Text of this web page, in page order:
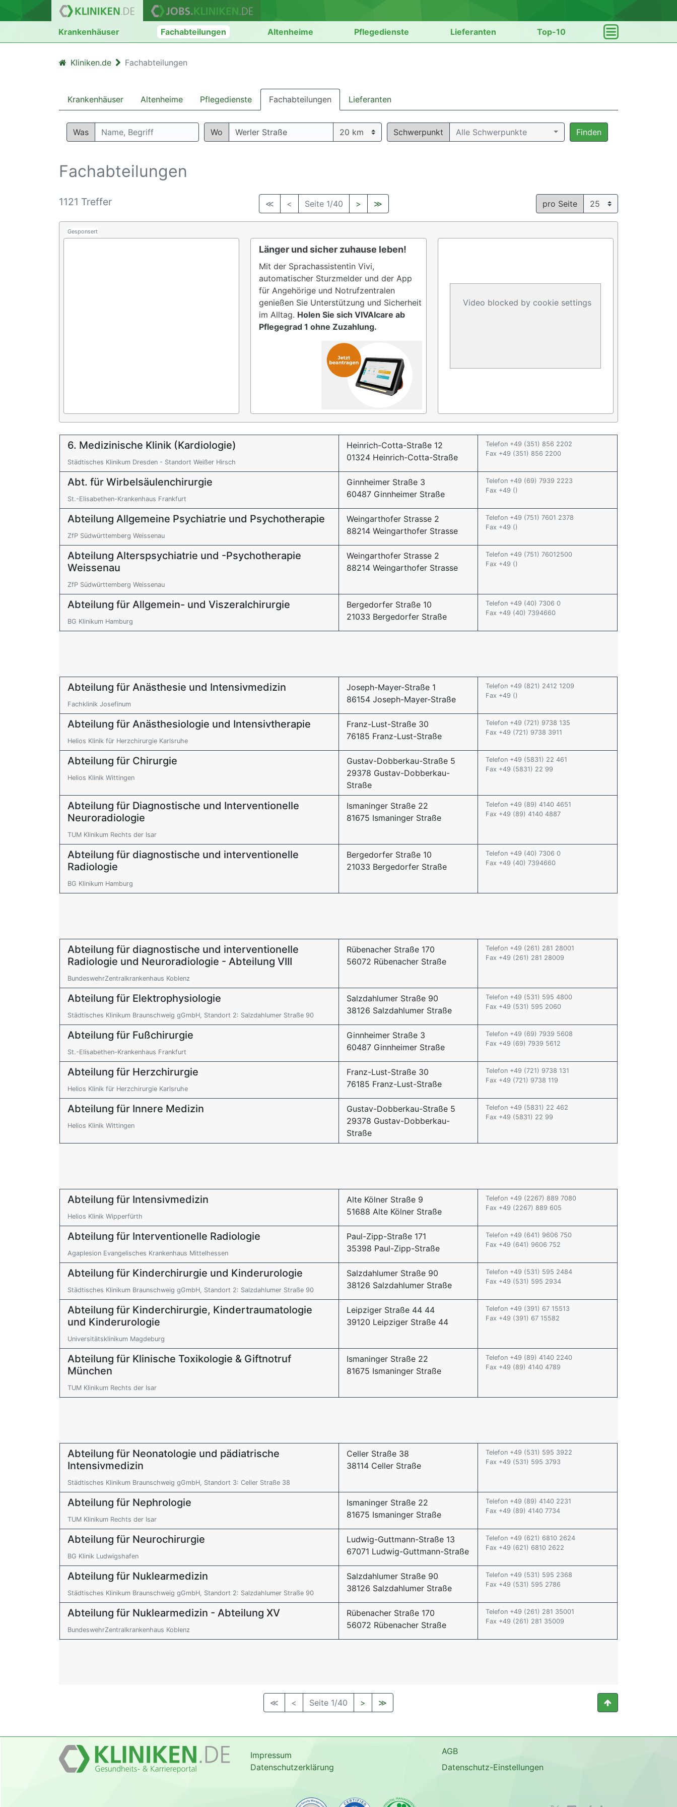
Krankenhäuser Fachabteilungen Altenheime Pflegedienste Lieferanten Top-10
Kliniken.de Fachabteilungen
Krankenhäuser Altenheime Pflegedienste Fachabteilungen Lieferanten
Was Wo Schwerpunkt Alle Schwerpunkte Finden
Fachabteilungen
1121 Treffer ≪ < Seite 1/40 > ≫ pro Seite
Gesponsert
Länger und sicher zuhause leben!
Mit der Sprachassistentin Vivi,
automatischer Sturzmelder und der App
für Angehörige und Notrufzentralen
genießen Sie Unterstützung und Sicherheit
im Alltag. Holen Sie sich VIVAIcare ab
Pflegegrad 1 ohne Zuzahlung.
Video blocked by cookie settings
6. Medizinische Klinik (Kardiologie)
Städtisches Klinikum Dresden - Standort Weißer Hirsch
Heinrich-Cotta-Straße 12
01324 Heinrich-Cotta-Straße
Telefon +49 (351) 856 2202
Fax +49 (351) 856 2200
Abt. für Wirbelsäulenchirurgie
St.-Elisabethen-Krankenhaus Frankfurt
Ginnheimer Straße 3
60487 Ginnheimer Straße
Telefon +49 (69) 7939 2223
Fax +49 ()
Abteilung Allgemeine Psychiatrie und Psychotherapie
ZfP Südwürttemberg Weissenau
Weingarthofer Strasse 2
88214 Weingarthofer Strasse
Telefon +49 (751) 7601 2378
Fax +49 ()
Abteilung Alterspsychiatrie und -Psychotherapie
Weissenau
ZfP Südwürttemberg Weissenau
Weingarthofer Strasse 2
88214 Weingarthofer Strasse
Telefon +49 (751) 76012500
Fax +49 ()
Abteilung für Allgemein- und Viszeralchirurgie
BG Klinikum Hamburg
Bergedorfer Straße 10
21033 Bergedorfer Straße
Telefon +49 (40) 7306 0
Fax +49 (40) 7394660
Abteilung für Anästhesie und Intensivmedizin
Fachklinik Josefinum
Joseph-Mayer-Straße 1
86154 Joseph-Mayer-Straße
Telefon +49 (821) 2412 1209
Fax +49 ()
Abteilung für Anästhesiologie und Intensivtherapie
Helios Klinik für Herzchirurgie Karlsruhe
Franz-Lust-Straße 30
76185 Franz-Lust-Straße
Telefon +49 (721) 9738 135
Fax +49 (721) 9738 3911
Abteilung für Chirurgie
Helios Klinik Wittingen
Gustav-Dobberkau-Straße 5
29378 Gustav-Dobberkau-
Straße
Telefon +49 (5831) 22 461
Fax +49 (5831) 22 99
Abteilung für Diagnostische und Interventionelle
Neuroradiologie
TUM Klinikum Rechts der Isar
Ismaninger Straße 22
81675 Ismaninger Straße
Telefon +49 (89) 4140 4651
Fax +49 (89) 4140 4887
Abteilung für diagnostische und interventionelle
Radiologie
BG Klinikum Hamburg
Bergedorfer Straße 10
21033 Bergedorfer Straße
Telefon +49 (40) 7306 0
Fax +49 (40) 7394660
Abteilung für diagnostische und interventionelle
Radiologie und Neuroradiologie - Abteilung VIII
BundeswehrZentralkrankenhaus Koblenz
Rübenacher Straße 170
56072 Rübenacher Straße
Telefon +49 (261) 281 28001
Fax +49 (261) 281 28009
Abteilung für Elektrophysiologie
Städtisches Klinikum Braunschweig gGmbH, Standort 2: Salzdahlumer Straße 90
Salzdahlumer Straße 90
38126 Salzdahlumer Straße
Telefon +49 (531) 595 4800
Fax +49 (531) 595 2060
Abteilung für Fußchirurgie
St.-Elisabethen-Krankenhaus Frankfurt
Ginnheimer Straße 3
60487 Ginnheimer Straße
Telefon +49 (69) 7939 5608
Fax +49 (69) 7939 5612
Abteilung für Herzchirurgie
Helios Klinik für Herzchirurgie Karlsruhe
Franz-Lust-Straße 30
76185 Franz-Lust-Straße
Telefon +49 (721) 9738 131
Fax +49 (721) 9738 119
Abteilung für Innere Medizin
Helios Klinik Wittingen
Gustav-Dobberkau-Straße 5
29378 Gustav-Dobberkau-
Straße
Telefon +49 (5831) 22 462
Fax +49 (5831) 22 99
Abteilung für Intensivmedizin
Helios Klinik Wipperfürth
Alte Kölner Straße 9
51688 Alte Kölner Straße
Telefon +49 (2267) 889 7080
Fax +49 (2267) 889 605
Abteilung für Interventionelle Radiologie
Agaplesion Evangelisches Krankenhaus Mittelhessen
Paul-Zipp-Straße 171
35398 Paul-Zipp-Straße
Telefon +49 (641) 9606 750
Fax +49 (641) 9606 752
Abteilung für Kinderchirurgie und Kinderurologie
Städtisches Klinikum Braunschweig gGmbH, Standort 2: Salzdahlumer Straße 90
Salzdahlumer Straße 90
38126 Salzdahlumer Straße
Telefon +49 (531) 595 2484
Fax +49 (531) 595 2934
Abteilung für Kinderchirurgie, Kindertraumatologie
und Kinderurologie
Universitätsklinikum Magdeburg
Leipziger Straße 44 44
39120 Leipziger Straße 44
Telefon +49 (391) 67 15513
Fax +49 (391) 67 15582
Abteilung für Klinische Toxikologie & Giftnotruf
München
TUM Klinikum Rechts der Isar
Ismaninger Straße 22
81675 Ismaninger Straße
Telefon +49 (89) 4140 2240
Fax +49 (89) 4140 4789
Abteilung für Neonatologie und pädiatrische
Intensivmedizin
Städtisches Klinikum Braunschweig gGmbH, Standort 3: Celler Straße 38
Celler Straße 38
38114 Celler Straße
Telefon +49 (531) 595 3922
Fax +49 (531) 595 3793
Abteilung für Nephrologie
TUM Klinikum Rechts der Isar
Ismaninger Straße 22
81675 Ismaninger Straße
Telefon +49 (89) 4140 2231
Fax +49 (89) 4140 7734
Abteilung für Neurochirurgie
BG Klinik Ludwigshafen
Ludwig-Guttmann-Straße 13
67071 Ludwig-Guttmann-Straße
Telefon +49 (621) 6810 2624
Fax +49 (621) 6810 2622
Abteilung für Nuklearmedizin
Städtisches Klinikum Braunschweig gGmbH, Standort 2: Salzdahlumer Straße 90
Salzdahlumer Straße 90
38126 Salzdahlumer Straße
Telefon +49 (531) 595 2368
Fax +49 (531) 595 2786
Abteilung für Nuklearmedizin - Abteilung XV
BundeswehrZentralkrankenhaus Koblenz
Rübenacher Straße 170
56072 Rübenacher Straße
Telefon +49 (261) 281 35001
Fax +49 (261) 281 35009
≪ < Seite 1/40 > ≫
Impressum
Datenschutzerklärung
AGB
Datenschutz-Einstellungen